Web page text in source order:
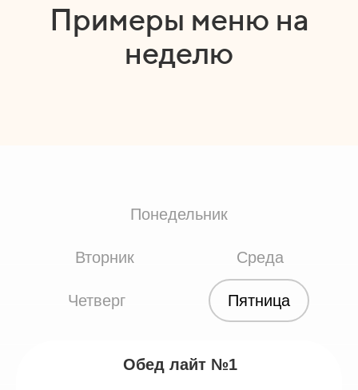
Примеры меню на
неделю
Понедельник
Вторник Среда
Четверг Пятница
Обед лайт №1
Обед лайт №1
Обед лайт №1
Обед лайт №1
Обед лайт №1